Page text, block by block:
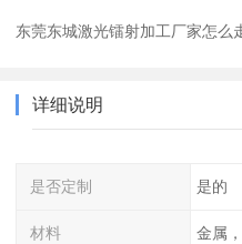
东莞东城激光镭射加工厂家怎么
详细说明
是否定制 是的
材料 金属